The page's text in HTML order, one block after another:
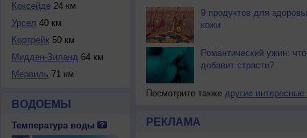
Коксейде24 км
Урсел 40 км
Кортрейк50 км
Мидден-Зиланд 64 км
Мервиль 71 км
ВОДОЕМЫ
Температура воды
9 продуктов для
кожи
Романтический ужин: что
добавит страсти?
Посмотрите также другие интересные
РЕКЛАМА